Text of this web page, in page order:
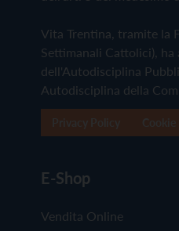
Vita Trentina, tramite la
Settimanali Cattolici),
dell'Autodisciplina
Autodisciplina della
E-Shop
Vendita Online